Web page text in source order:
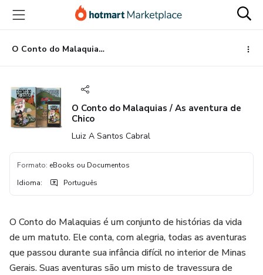
para
conteúdo
principal
para
pagamento
para
rodapé
O Conto do Malaquias / As aventura de Chico
O Conto do Malaquias / As aventura de
Chico
Luiz A Santos Cabral
Formato: eBooks ou Documentos
Idioma: Português
O Conto do Malaquias é um conjunto de histórias da vida
de um matuto. Ele conta, com alegria, todas as aventuras
que passou durante sua infância difícil no interior de Minas
Gerais. Suas aventuras são um misto de travessura de